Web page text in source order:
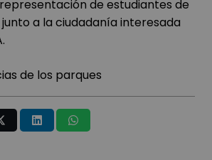
de estudiantes de
junto a la ciudadanía interesada
de los parques